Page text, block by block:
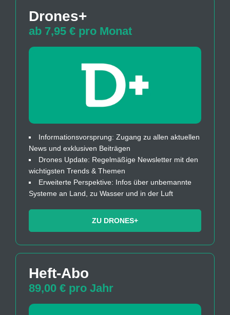
Drones+
ab 7,95 € pro Monat
Informationsvorsprung: Zugang zu allen aktuellen
News und exklusiven Beiträgen
Drones Update: Regelmäßige Newsletter mit den
wichtigsten Trends & Themen
Erweiterte Perspektive: Infos über unbemannte
Systeme an Land, zu Wasser und in der Luft
ZU DRONES+
Heft-Abo
89,00 € pro Jahr